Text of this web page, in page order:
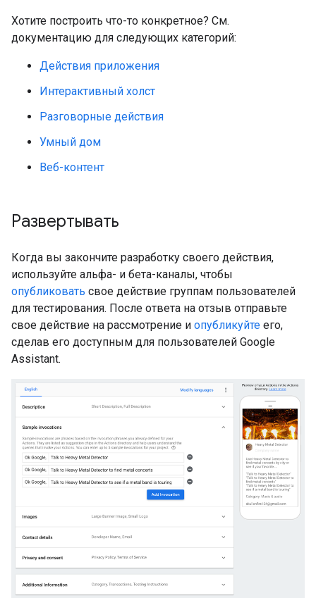
Хотите построить что-то конкретное? См.
документацию для следующих категорий:
Действия приложения
Интерактивный холст
Разговорные действия
Умный дом
Веб-контент
Развертывать
Когда вы закончите разработку своего действия,
используйте альфа- и бета-каналы, чтобы
опубликовать свое действие группам пользователей
для тестирования. После ответа на отзыв отправьте
свое действие на рассмотрение и опубликуйте его,
сделав его доступным для пользователей Google
Assistant.